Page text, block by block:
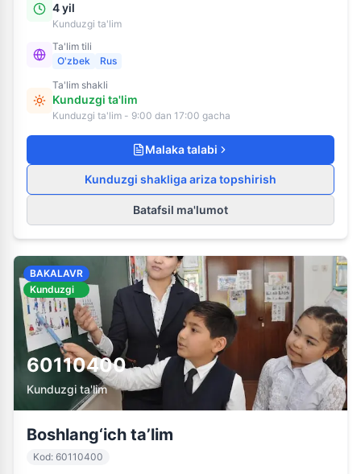
4 yil
Kunduzgi ta'lim
Ta'lim tili
O'zbek
Rus
Ta'lim shakli
Kunduzgi ta'lim
Kunduzgi ta'lim - 9:00 dan 17:00 gacha
Malaka talabi
Kunduzgi shakliga ariza topshirish
Batafsil ma'lumot
60110400
Kunduzgi ta'lim
BAKALAVR
Kunduzgi
Boshlang‘ich ta’lim
Kod: 60110400